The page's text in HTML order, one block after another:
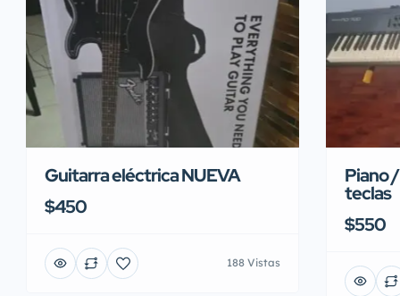
Guitarra eléctrica NUEVA
$450
188 Vistas
Piano
teclas
$550